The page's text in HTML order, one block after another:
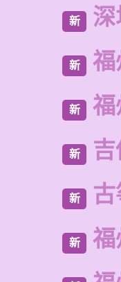
新
新 福
新 福
新
新
新 福